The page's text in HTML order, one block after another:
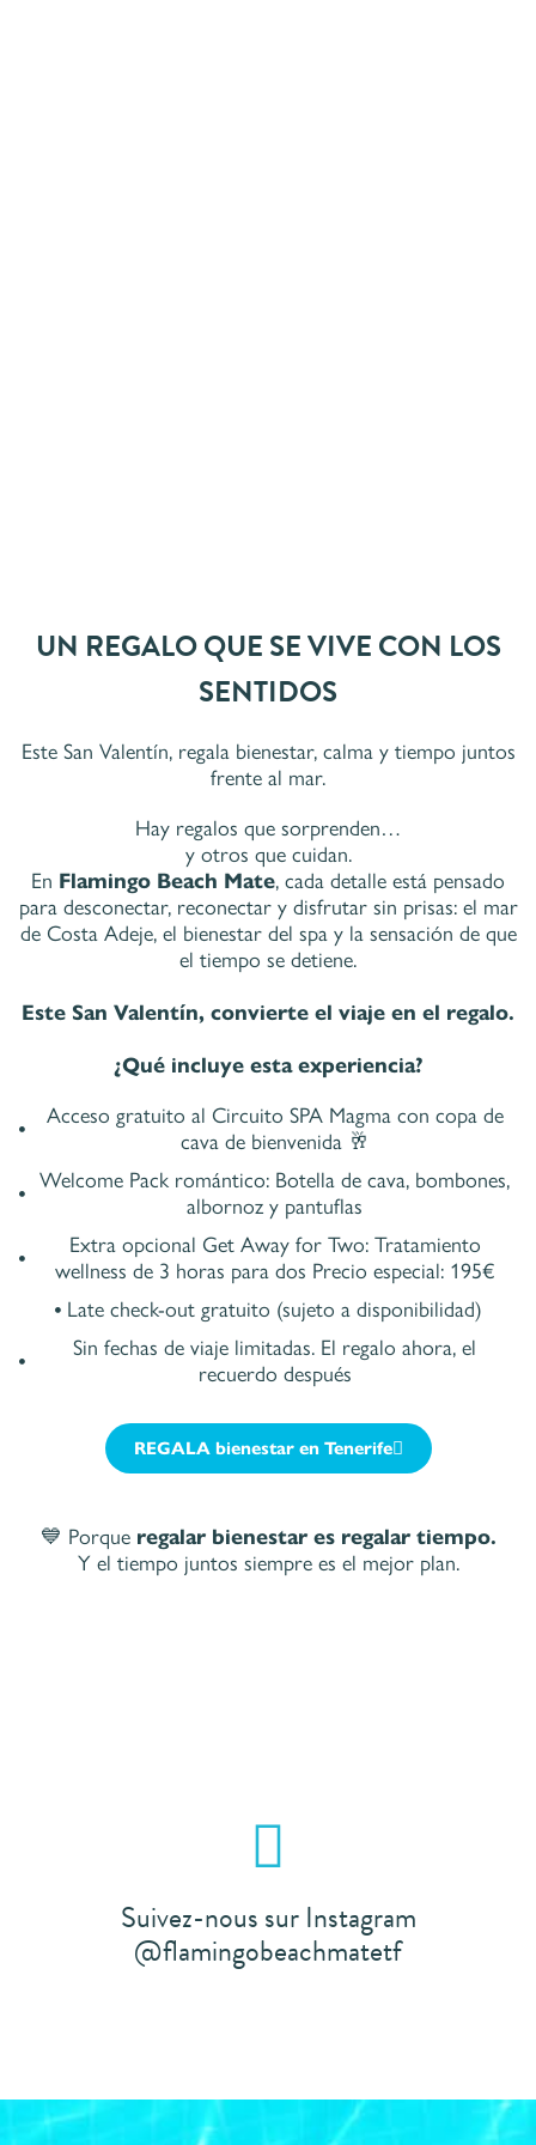
UN REGALO QUE SE VIVE CON LOS
SENTIDOS
Este San Valentín, regala bienestar, calma y tiempo juntos
frente al mar.
Hay regalos que sorprenden…
y otros que cuidan.
En Flamingo Beach Mate, cada detalle está pensado
para desconectar, reconectar y disfrutar sin prisas: el mar
de Costa Adeje, el bienestar del spa y la sensación de que
el tiempo se detiene.
Este San Valentín, convierte el viaje en el regalo.
¿Qué incluye esta experiencia?
Acceso gratuito al Circuito SPA Magma con copa de
cava de bienvenida 🥂
Welcome Pack romántico: Botella de cava, bombones,
albornoz y pantuflas
Extra opcional Get Away for Two: Tratamiento
wellness de 3 horas para dos Precio especial: 195€
Late check-out gratuito (sujeto a disponibilidad)
Sin fechas de viaje limitadas. El regalo ahora, el
recuerdo después
REGALA bienestar en Tenerife
💙 Porque regalar bienestar es regalar tiempo.
Y el tiempo juntos siempre es el mejor plan.
Suivez-nous sur Instagram
@flamingobeachmatetf